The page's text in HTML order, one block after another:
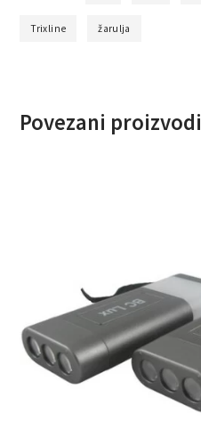
Trixline žarulja
Povezani proizvodi